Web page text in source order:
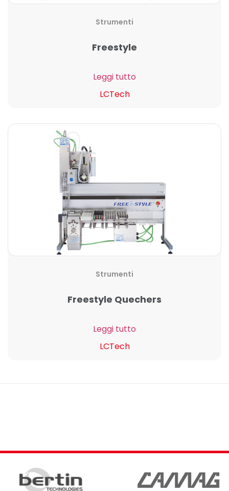
Strumenti
Freestyle
Leggi tutto
LCTech
Strumenti
Freestyle Quechers
Leggi tutto
LCTech